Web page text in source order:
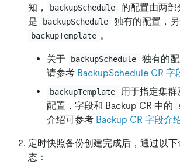
知，
backupSchedule
的配置由两
是
backupSchedule 独有的配置，
backupTemplate 。
关于 backupSchedule
独有的
请参考 BackupSchedule CR 字
backupTemplate
用于指定集
配置，字段和 Backup CR 中的
介绍可参考 Backup CR 字段介
定时快照备份创建完成后，通过以
态：